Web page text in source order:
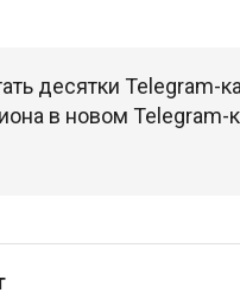
десятки
в новом